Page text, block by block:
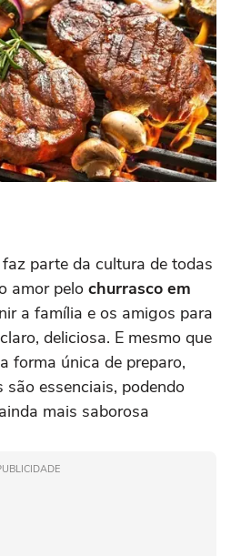
parte da cultura de todas
amor pelo churrasco em
a família e os amigos para
deliciosa. E mesmo que
forma única de preparo,
essenciais, podendo
mais saborosa